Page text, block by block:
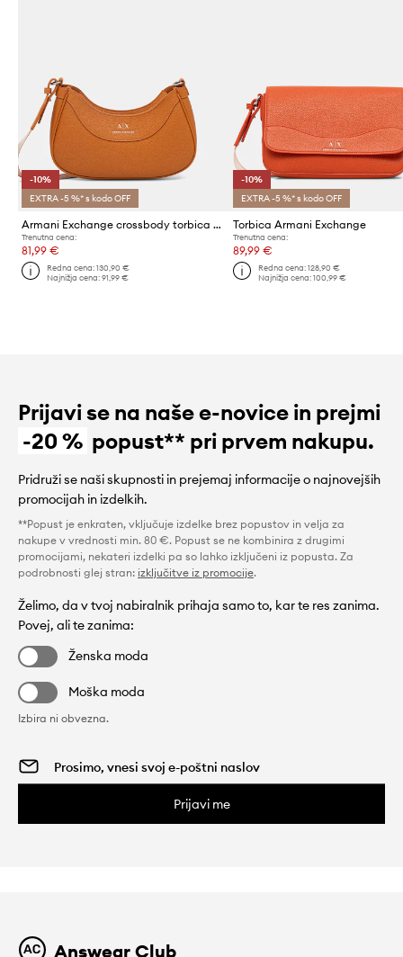
-10%
EXTRA -5 %* s kodo OFF
Armani Exchange crossbody torbica ženska iz umetnega usnja
Trenutna cena:
81,99 €
Redna cena:130,90 €
Najnižja cena:91,99 €
-10%
EXTRA -5 %* s kodo OFF
Torbica Armani Exchange
Trenutna cena:
89,99 €
Redna cena: 128,90 €
Najnižja cena: 100,99 €
Prijavi se na naše e-novice in prejmi
-20 % popust** pri prvem nakupu.
Pridruži se naši skupnosti in prejemaj informacije o najnovejših
promocijah in izdelkih.
**Popust je enkraten, vključuje izdelke brez popustov in velja za
nakupe v vrednosti min. 80 €. Popust se ne kombinira z drugimi
promocijami, nekateri izdelki pa so lahko izključeni iz popusta. Za
podrobnosti glej stran: izključitve iz promocije.
Želimo, da v tvoj nabiralnik prihaja samo to, kar te res zanima.
Povej, ali te zanima:
Ženska moda
Moška moda
Izbira ni obvezna.
Prijavi me
Answear Club